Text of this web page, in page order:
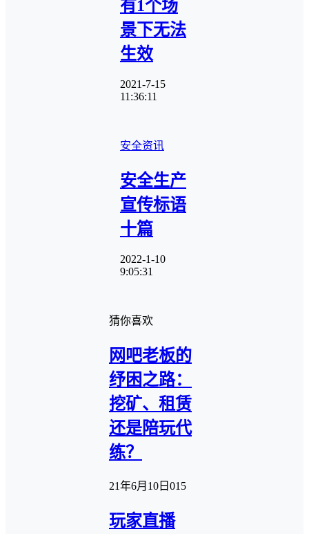
有1个场
景下无法
生效
2021-7-15
11:36:11
安全资讯
安全生产
宣传标语
十篇
2022-1-10
9:05:31
猜你喜欢
网吧老板的
纾困之路：
挖矿、租赁
还是陪玩代
练？
21年6月10日 015
玩家直播